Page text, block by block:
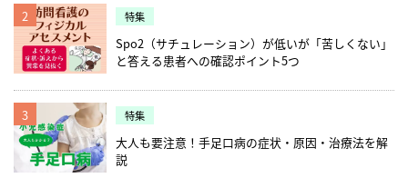
2 特集
Spo2（サチュレーション）が低いが「苦しくない」
と答える患者への確認ポイント5つ
3 特集
大人も要注意！手足口病の症状・原因・治療法を解
説